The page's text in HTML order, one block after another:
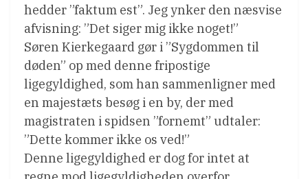
hedder ”faktum est”. Jeg ynker den næsvise
afvisning: ”Det siger mig ikke noget!”
Søren Kierkegaard gør i ”Sygdommen til
døden” op med denne fripostige
ligegyldighed, som han sammenligner med
en majestæts besøg i en by, der med
magistraten i spidsen ”fornemt” udtaler:
”Dette kommer ikke os ved!”
Denne ligegyldighed er dog for intet at